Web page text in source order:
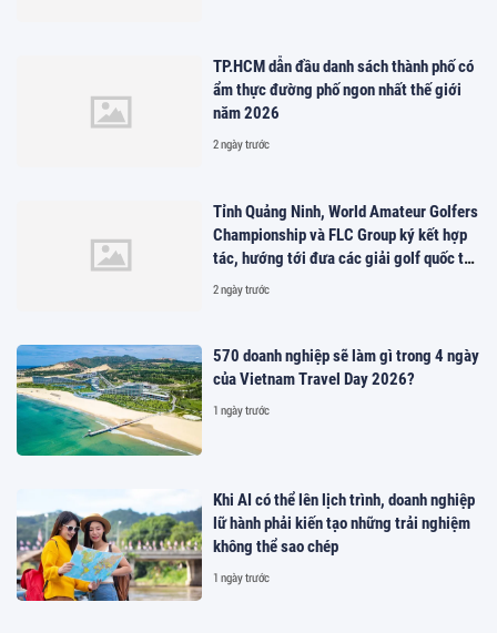
TP.HCM dẫn đầu danh sách thành phố có
ẩm thực đường phố ngon nhất thế giới
năm 2026
2 ngày trước
Tỉnh Quảng Ninh, World Amateur Golfers
Championship và FLC Group ký kết hợp
tác, hướng tới đưa các giải golf quốc tế
đến Việt Nam
2 ngày trước
570 doanh nghiệp sẽ làm gì trong 4 ngày
của Vietnam Travel Day 2026?
1 ngày trước
Khi AI có thể lên lịch trình, doanh nghiệp
lữ hành phải kiến tạo những trải nghiệm
không thể sao chép
1 ngày trước